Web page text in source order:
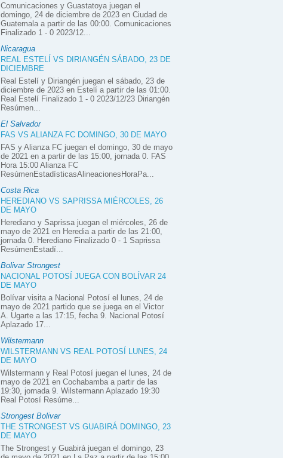
Comunicaciones y Guastatoya juegan el
domingo, 24 de diciembre de 2023 en Ciudad de
Guatemala a partir de las 00:00. Comunicaciones
Finalizado 1 - 0 2023/12...
Nicaragua
REAL ESTELÍ VS DIRIANGÉN SÁBADO, 23 DE
DICIEMBRE
Real Estelí y Diriangén juegan el sábado, 23 de
diciembre de 2023 en Estelí a partir de las 01:00.
Real Estelí Finalizado 1 - 0 2023/12/23 Diriangén
Resúmen...
El Salvador
FAS VS ALIANZA FC DOMINGO, 30 DE MAYO
FAS y Alianza FC juegan el domingo, 30 de mayo
de 2021 en a partir de las 15:00, jornada 0. FAS
Hora 15:00 Alianza FC
ResúmenEstadísticasAlineacionesHoraPa...
Costa Rica
HEREDIANO VS SAPRISSA MIÉRCOLES, 26
DE MAYO
Herediano y Saprissa juegan el miércoles, 26 de
mayo de 2021 en Heredia a partir de las 21:00,
jornada 0. Herediano Finalizado 0 - 1 Saprissa
ResúmenEstadí...
Bolivar Strongest
NACIONAL POTOSÍ JUEGA CON BOLÍVAR 24
DE MAYO
Bolívar visita a Nacional Potosí el lunes, 24 de
mayo de 2021 partido que se juega en el Victor
A. Ugarte a las 17:15, fecha 9. Nacional Potosí
Aplazado 17...
Wilstermann
WILSTERMANN VS REAL POTOSÍ LUNES, 24
DE MAYO
Wilstermann y Real Potosí juegan el lunes, 24 de
mayo de 2021 en Cochabamba a partir de las
19:30, jornada 9. Wilstermann Aplazado 19:30
Real Potosí Resúme...
Strongest Bolivar
THE STRONGEST VS GUABIRÁ DOMINGO, 23
DE MAYO
The Strongest y Guabirá juegan el domingo, 23